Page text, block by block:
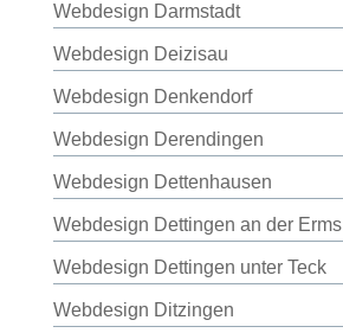
Webdesign Darmstadt
Webdesign Deizisau
Webdesign Denkendorf
Webdesign Derendingen
Webdesign Dettenhausen
Webdesign Dettingen an der Erms
Webdesign Dettingen unter Teck
Webdesign Ditzingen